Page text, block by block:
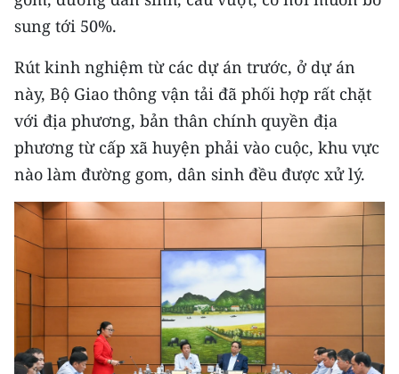
sung tới 50%.
Rút kinh nghiệm từ các dự án trước, ở dự án
này, Bộ Giao thông vận tải đã phối hợp rất chặt
với địa phương, bản thân chính quyền địa
phương từ cấp xã huyện phải vào cuộc, khu vực
nào làm đường gom, dân sinh đều được xử lý.